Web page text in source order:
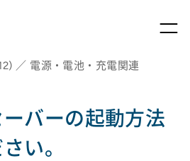
／ 電源・電池・充電関連
バーの起動方法
い。